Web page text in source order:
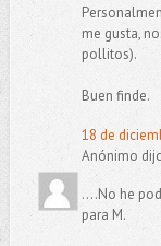
me gusta,
pollitos).
Buen finde.
18 de
Anónimo
....No he
para M.